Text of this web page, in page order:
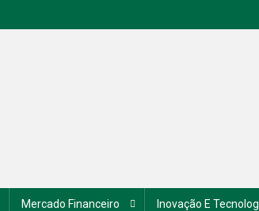
Mercado Financeiro Inovação E